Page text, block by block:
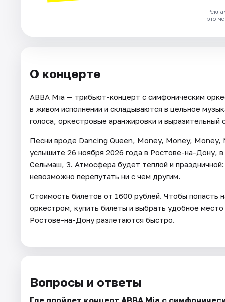
это
О концерте
ABBA Mia — трибьют-концерт с симфоническим
в живом исполнении и складываются в цельное
голоса, оркестровые аранжировки и
Песни вроде Dancing Queen, Money, Money, Money,
услышите 26 ноября 2026 года в Ростове-на-Дону,
Сельмаш, 3. Атмосфера будет теплой и
невозможно перепутать ни с чем другим.
Стоимость билетов от 1600 рублей. Чтобы попасть
оркестром, купить билеты и выбрать удобное
Ростове-на-Дону разлетаются быстро.
Вопросы и ответы
Где пройдет концерт ABBA Mia с